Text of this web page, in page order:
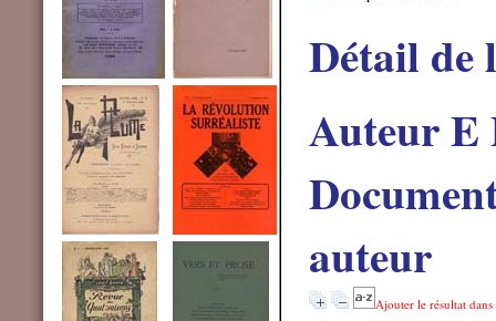
Détail de
Auteur E
auteur
Ajouter le résultat